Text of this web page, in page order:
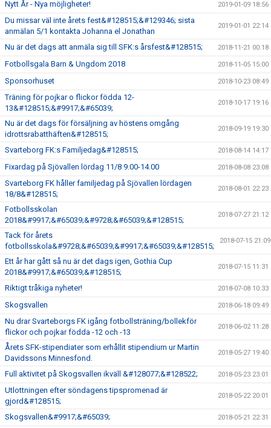
Nytt År - Nya möjligheter! 2019-01-09 18:56
Du missar väl inte årets fest&#128515;&#129346; sista
anmälan 5/1 kontakta Johanna el Jonathan
2019-01-01 22:14
Nu är det dags att anmäla sig till SFK:s årsfest&#128515; 2018-11-21 00:18
Fotbollsgala Barn & Ungdom 2018 2018-11-05 15:00
Sponsorhuset 2018-10-23 08:49
Träning för pojkar o flickor födda 12-
13&#128515;&#9917;&#65039;
2018-10-17 19:16
Nu är det dags för försäljning av höstens omgång
idrottsrabatthäften&#128515;
2018-09-19 19:30
Svarteborg FK:s Familjedag&#128515; 2018-08-14 14:17
Fixardag på Sjövallen lördag 11/8 9.00-14.00 2018-08-08 23:08
Svarteborg FK håller familjedag på Sjövallen lördagen
18/8&#128515;
2018-08-01 22:23
Fotbollsskolan
2018&#9917;&#65039;&#9728;&#65039;&#128515;
2018-07-27 21:12
Tack för årets
fotbollsskola&#9728;&#65039;&#9917;&#65039;&#128515;
2018-07-15 21:09
Ett år har gått så nu är det dags igen, Gothia Cup
2018&#9917;&#65039;&#128515;
2018-07-15 11:31
Riktigt tråkiga nyheter! 2018-07-08 10:33
Skogsvallen 2018-06-18 09:49
Nu drar Svarteborgs FK igång fotbollsträning/bollekför
flickor och pojkar födda -12 och -13
2018-06-02 11:28
Årets SFK-stipendiater som erhållit stipendium ur Martin
Davidssons Minnesfond.
2018-05-27 19:40
Full aktivitet på Skogsvallen ikväll &#128077;&#128522; 2018-05-23 23:01
Utlottningen efter söndagens tipspromenad är
gjord&#128515;
2018-05-22 20:01
Skogsvallen&#9917;&#65039; 2018-05-21 22:31